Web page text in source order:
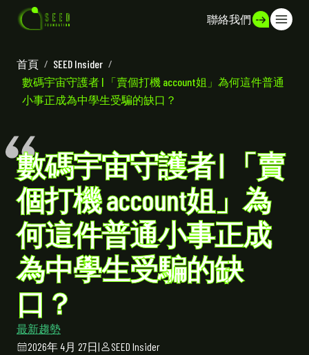
聯絡我們
首頁 / SEED Insider /
數碼宇宙守護者 | 「賣個打機 account姐」為何這件普通
小事正成為中學生受騙的缺口？
數碼宇宙守護者 | 「賣
個打機 account姐」為
何這件普通小事正成
為中學生受騙的缺
口？
最新趨勢
2026年 4月 27日| SEED Insider